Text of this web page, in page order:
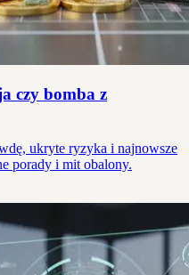
czy bomba z
ukryte ryzyka i najnowsze
porady i mit obalony.